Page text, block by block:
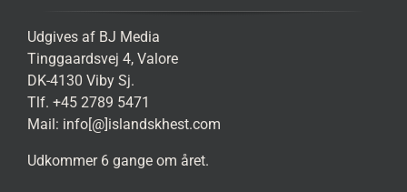
Udgives af BJ Media
Tinggaardsvej 4, Valore
DK-4130 Viby Sj.
Tlf. +45 2789 5471
Mail: info[@]islandskhest.com
Udkommer 6 gange om året.